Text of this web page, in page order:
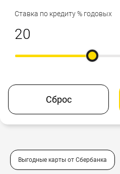
Ставка по кредиту % годовых
Сброс
Выгодные карты от Сбербанка